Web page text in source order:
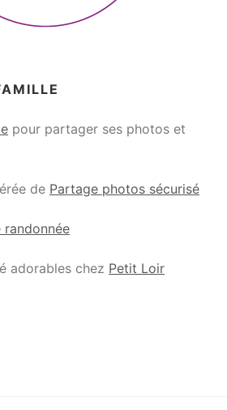
pour partager ses photos et
de Partage photos sécurisé
adorables chez Petit Loir